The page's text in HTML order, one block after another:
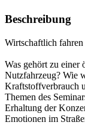
Beschreibung
Wirtschaftlich
Was gehört zu einer
Nutzfahrzeug? Wie
Kraftstoffverbrauch
Themen des
Erhaltung der
Emotionen im